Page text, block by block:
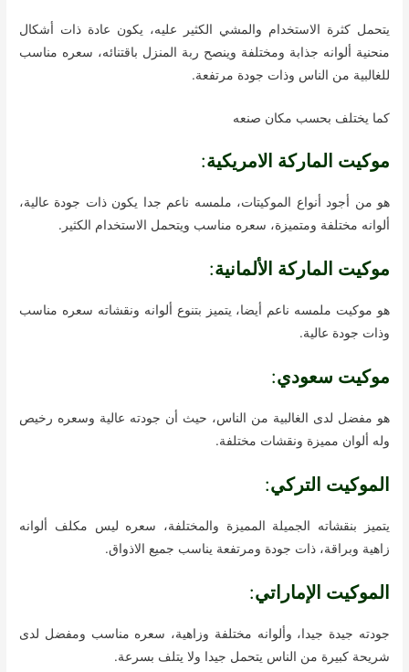
يتحمل كثرة الاستخدام والمشي الكثير عليه، يكون عادة ذات أشكال
منحنية ألوانه جذابة ومختلفة وينصح ربة المنزل باقتنائه، سعره مناسب
للغالبية من الناس وذات جودة مرتفعة.
كما يختلف بحسب مكان صنعه
موكيت الماركة الامريكية:
هو من أجود أنواع الموكيتات، ملمسه ناعم جدا يكون ذات جودة عالية،
ألوانه مختلفة ومتميزة، سعره مناسب ويتحمل الاستخدام الكثير.
موكيت الماركة الألمانية:
هو موكيت ملمسه ناعم أيضا، يتميز بتنوع ألوانه ونقشاته سعره مناسب
وذات جودة عالية.
موكيت سعودي:
هو مفضل لدى الغالبية من الناس، حيث أن جودته عالية وسعره رخيص
وله ألوان مميزة ونقشات مختلفة.
الموكيت التركي:
يتميز بنقشاته الجميلة المميزة والمختلفة، سعره ليس مكلف ألوانه
زاهية وبراقة، ذات جودة ومرتفعة يناسب جميع الاذواق.
الموكيت الإماراتي:
جودته جيدة جيدا، وألوانه مختلفة وزاهية، سعره مناسب ومفضل لدى
شريحة كبيرة من الناس يتحمل جيدا ولا يتلف بسرعة.